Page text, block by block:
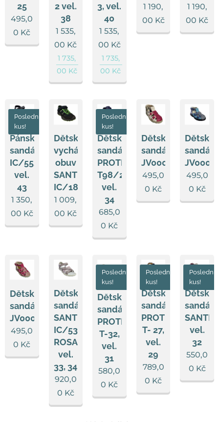
25
495,0
0 Kč
2 vel.
38
1 535,
00 Kč
1 735,
00 Kč
3, vel.
40
1 535,
00 Kč
1 735,
00 Kč
1 190,
00 Kč
1 190,
00 Kč
Pánské
sandále
IC/552870,
vel.
43
Poslední
kus!
1 350,
00 Kč
Dětská
vycházková
obuv
SANTÉ
IC/182280
1 009,
00 Kč
Dětské
sandále
PROTETIKA
T98/21,
vel.
34
Poslední
kus!
685,0
0 Kč
Dětské
sandále
JV0005a/003
495,0
0 Kč
Dětské
sandále
495,0
0 Kč
Dětské
sandále
JV0005a/001
495,0
0 Kč
Dětské
sandále
SANTÉ
IC/530970
ROSA,
vel.
33, 34
920,0
0 Kč
Dětské
sandále
PROTETIKA
T-32,
vel.
31
Poslední
kus!
580,0
0 Kč
Dětské
sandále
PROTETIKA
T- 27,
vel.
29
Poslední
kus!
789,0
0 Kč
Dětské
sandále
SANTÉ,
vel.
32
Poslední
kus!
550,0
0 Kč